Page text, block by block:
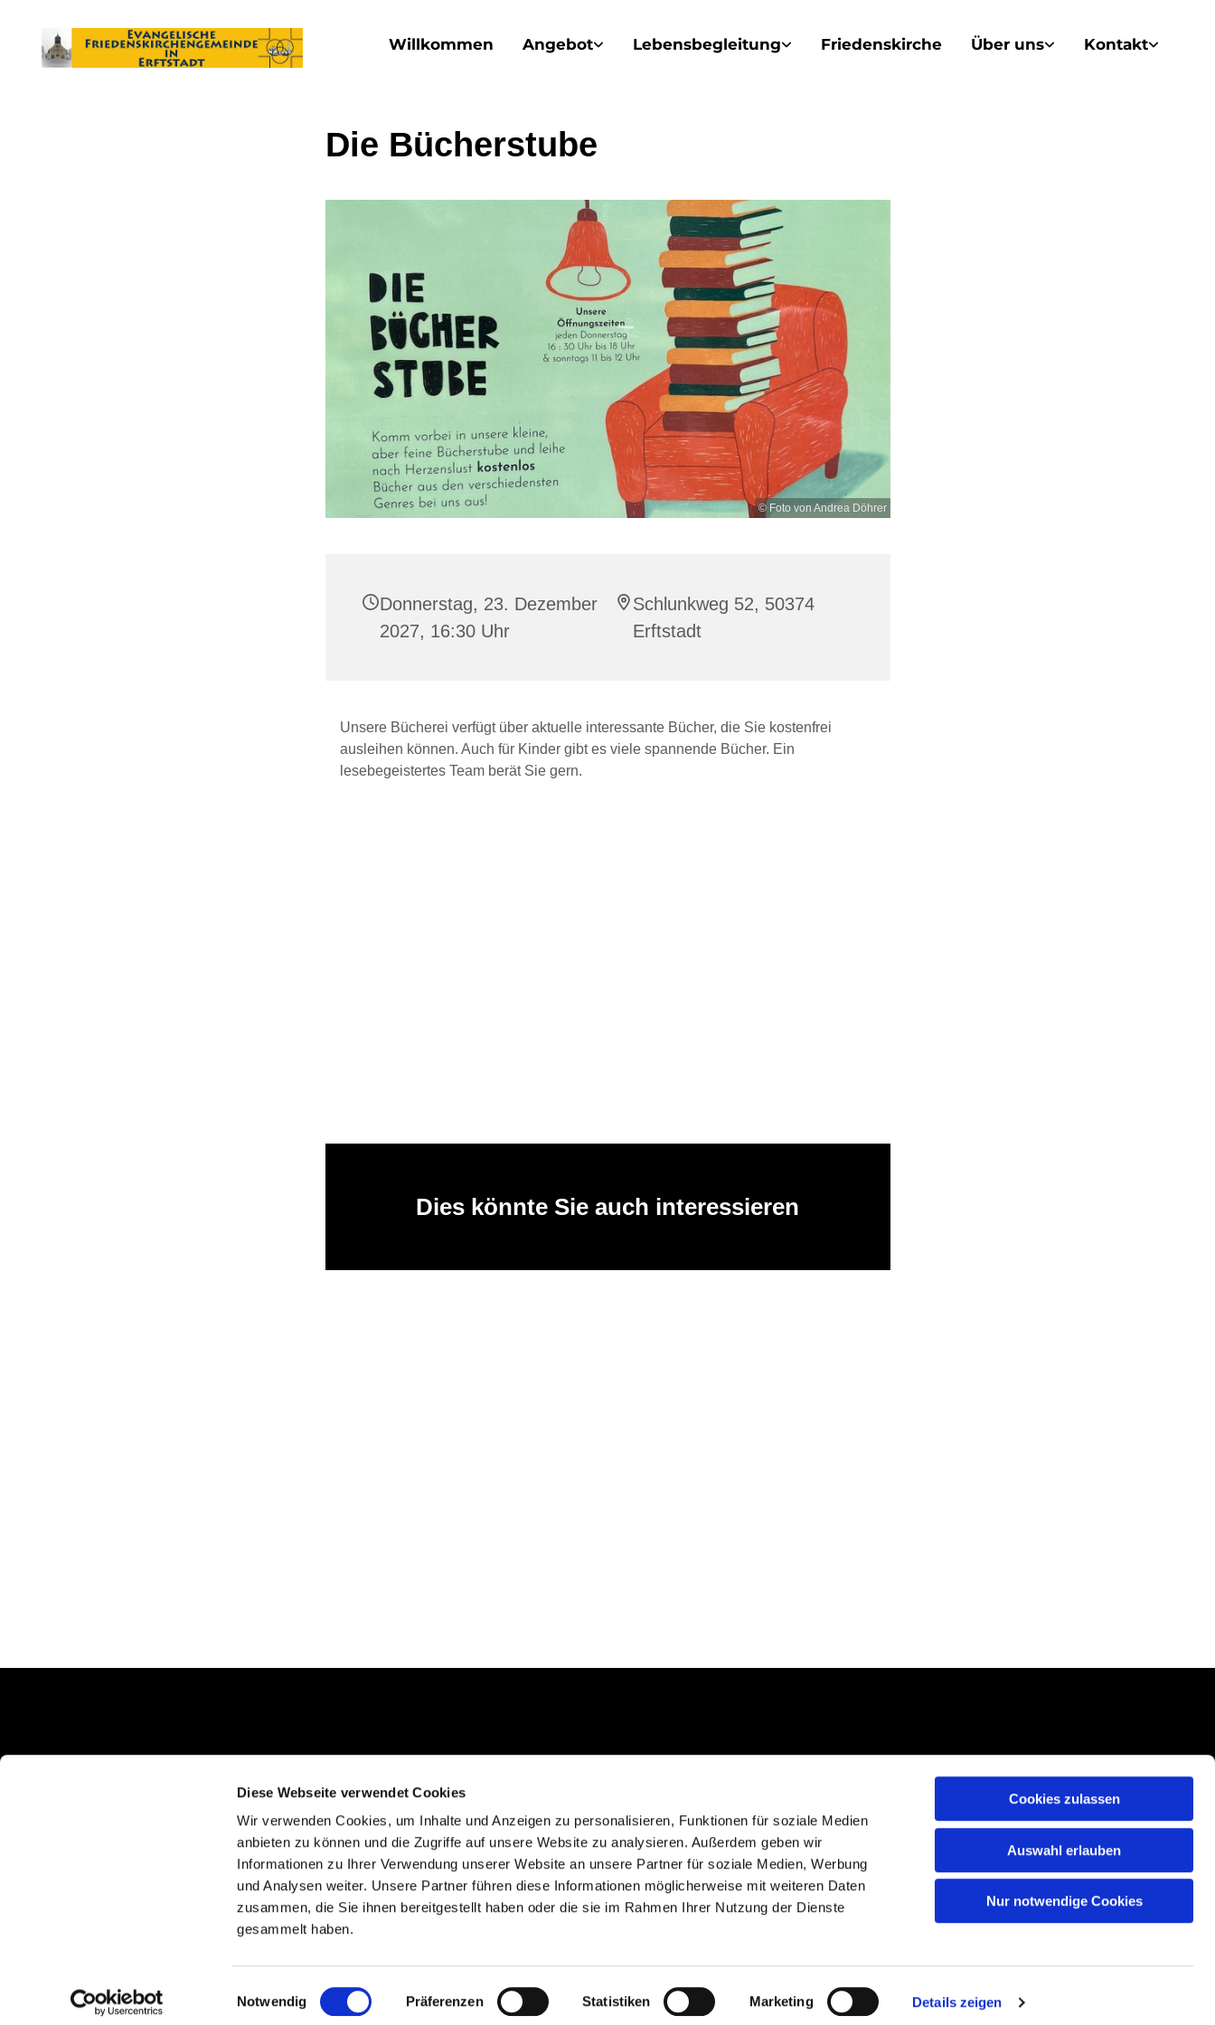
Diese Webseite verwendet Cookies
Wir verwenden Cookies, um Inhalte und Anzeigen zu personalisieren, Funktionen für soziale Medien
anbieten zu können und die Zugriffe auf unsere Website zu analysieren. Außerdem geben wir
Informationen zu Ihrer Verwendung unserer Website an unsere Partner für soziale Medien, Werbung
und Analysen weiter. Unsere Partner führen diese Informationen möglicherweise mit weiteren Daten
zusammen, die Sie ihnen bereitgestellt haben oder die sie im Rahmen Ihrer Nutzung der Dienste
gesammelt haben.
Einwilligungsauswahl
Notwendig Präferenzen Statistiken Marketing Details zeigen
Cookies zulassen
Auswahl erlauben
Nur notwendige Cookies
Willkommen Angebot Lebensbegleitung Friedenskirche Über uns Kontakt
Die Bücherstube
© Foto von Andrea Döhrer
Donnerstag, 23. Dezember
2027, 16:30 Uhr
Schlunkweg 52, 50374
Erftstadt
Unsere Bücherei verfügt über aktuelle interessante Bücher, die Sie kostenfrei
ausleihen können. Auch für Kinder gibt es viele spannende Bücher. Ein
lesebegeistertes Team berät Sie gern.
Dies könnte Sie auch interessieren
Erftstadt, NRW 50374
02235 923130
gemeinde@efkgie.de